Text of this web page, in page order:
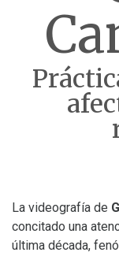
La videografía de
concitado una
última década,